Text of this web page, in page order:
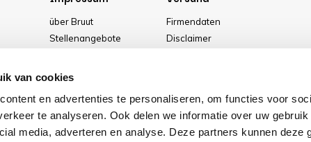
van cookies
en advertenties te personaliseren, om functies voor
te analyseren. Ook delen we informatie over uw
media, adverteren en analyse. Deze partners kunnen deze
über Bruut
Stellenangebote
Unser geschäft
Firmendaten
Disclaimer